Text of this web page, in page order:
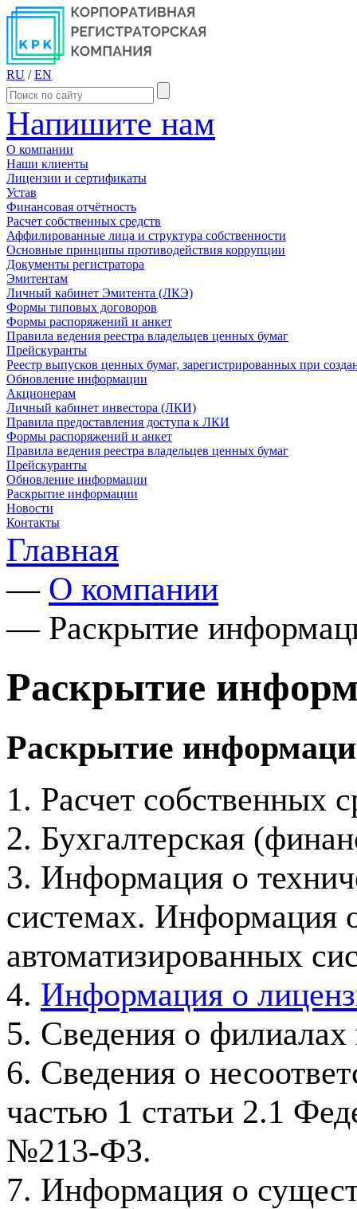
RU / EN
Напишите нам
О компании
Наши клиенты
Лицензии и сертификаты
Устав
Финансовая отчётность
Расчет собственных средств
Аффилированные лица и структура собственности
Основные принципы противодействия коррупции
Документы регистратора
Эмитентам
Личный кабинет Эмитента (ЛКЭ)
Формы типовых договоров
Формы распоряжений и анкет
Правила ведения реестра владельцев ценных бумаг
Прейскуранты
Реестр выпусков ценных бумаг, зарегистрированных при
Обновление информации
Акционерам
Личный кабинет инвестора (ЛКИ)
Правила предоставления доступа к ЛКИ
Формы распоряжений и анкет
Правила ведения реестра владельцев ценных бумаг
Прейскуранты
Обновление информации
Раскрытие информации
Новости
Контакты
Главная
— О компании
— Раскрытие
Раскрытие
Раскрытие
1. Расчет собственных
2. Бухгалтерская
3. Информация о
системах. Информация
автоматизированных
4. Информация о
5. Сведения о филиалах
6. Сведения о
частью 1 статьи 2.1
№213-ФЗ.
7. Информация о